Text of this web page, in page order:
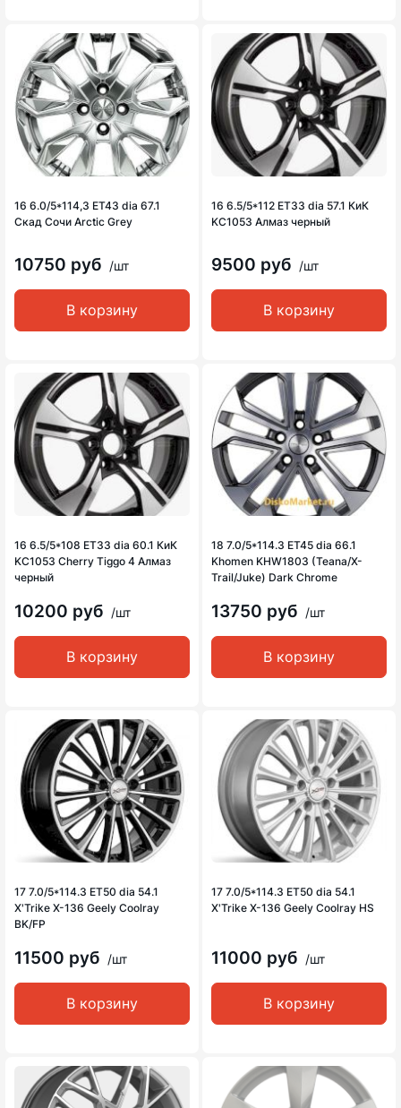
16 6.0/5*114,3 ET43 dia 67.1
Скад Сочи Arctic Grey
10750 руб /шт
В корзину
16 6.5/5*112 ET33 dia 57.1 КиК
KC1053 Алмаз черный
9500 руб /шт
В корзину
16 6.5/5*108 ET33 dia 60.1 КиК
KC1053 Cherry Tiggo 4 Алмаз
черный
10200 руб /шт
В корзину
18 7.0/5*114.3 ET45 dia 66.1
Khomen KHW1803 (Teana/X-
Trail/Juke) Dark Chrome
13750 руб /шт
В корзину
17 7.0/5*114.3 ET50 dia 54.1
X'Trike X-136 Geely Coolray
BK/FP
11500 руб /шт
В корзину
17 7.0/5*114.3 ET50 dia 54.1
X'Trike X-136 Geely Coolray HS
11000 руб /шт
В корзину